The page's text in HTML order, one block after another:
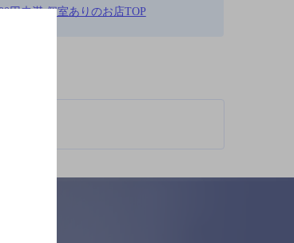
円未満,個室ありのお店TOP
。